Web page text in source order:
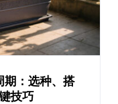
期：选种、搭
技巧